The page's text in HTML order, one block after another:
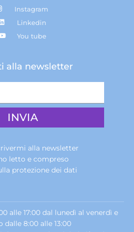
Instagram
Linkedin
You tube
alla newsletter
alla newsletter
letto e compreso
protezione dei dati
alle 17:00 dal lunedì al venerdì e
dalle 8:00 alle 13:00